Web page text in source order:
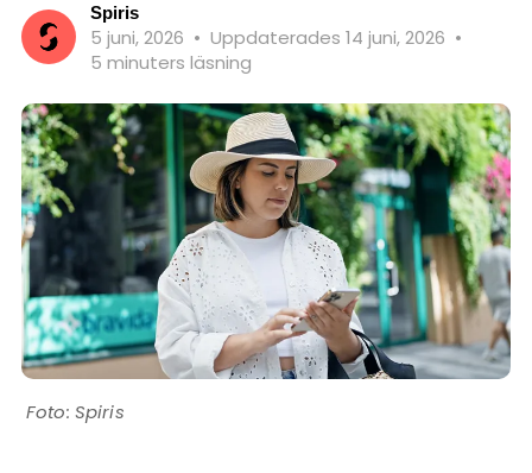
Spiris
5 juni, 2026 • Uppdaterades 14 juni, 2026 •
5 minuters läsning
Spiris